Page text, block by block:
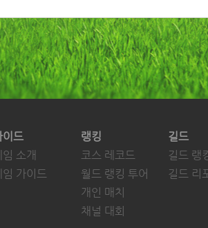
이드
임 소개
임 가이드
랭킹
코스 레코드
월드 랭킹 투어
개인 매치
채널 대회
길드
길드 랭
길드 리